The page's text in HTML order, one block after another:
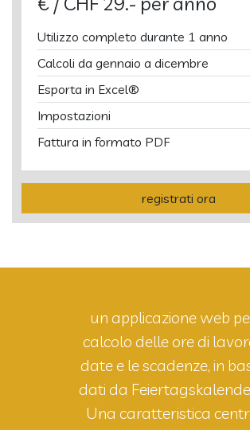
Utilizzo completo durante 1 anno
Calcoli da gennaio a dicembre
Esporta in Excel®
Impostazioni
Fattura in formato PDF
registrati ora
un applicazione web
calcolo delle ore di
date e le scadenze, in
dati da
Una caratteristica